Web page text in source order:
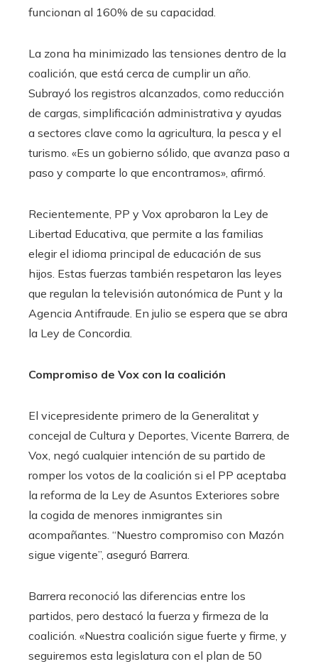
funcionan al 160% de su capacidad.
La zona ha minimizado las tensiones dentro de la
coalición, que está cerca de cumplir un año.
Subrayó los registros alcanzados, como reducción
de cargas, simplificación administrativa y ayudas
a sectores clave como la agricultura, la pesca y el
turismo. «Es un gobierno sólido, que avanza paso a
paso y comparte lo que encontramos», afirmó.
Recientemente, PP y Vox aprobaron la Ley de
Libertad Educativa, que permite a las familias
elegir el idioma principal de educación de sus
hijos. Estas fuerzas también respetaron las leyes
que regulan la televisión autonómica de Punt y la
Agencia Antifraude. En julio se espera que se abra
la Ley de Concordia.
Compromiso de Vox con la coalición
El vicepresidente primero de la Generalitat y
concejal de Cultura y Deportes, Vicente Barrera, de
Vox, negó cualquier intención de su partido de
romper los votos de la coalición si el PP aceptaba
la reforma de la Ley de Asuntos Exteriores sobre
la cogida de menores inmigrantes sin
acompañantes. “Nuestro compromiso con Mazón
sigue vigente”, aseguró Barrera.
Barrera reconoció las diferencias entre los
partidos, pero destacó la fuerza y ​​firmeza de la
coalición. «Nuestra coalición sigue fuerte y firme, y
seguiremos esta legislatura con el plan de 50